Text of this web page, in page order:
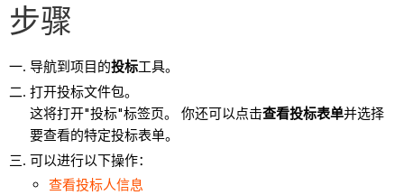
步骤
导航到项目的投标工具。
打开投标文件包。
这将打开"投标"标签页。 你还可以点击查看投标表单并选择
要查看的特定投标表单。
可以进行以下操作：
查看投标人信息